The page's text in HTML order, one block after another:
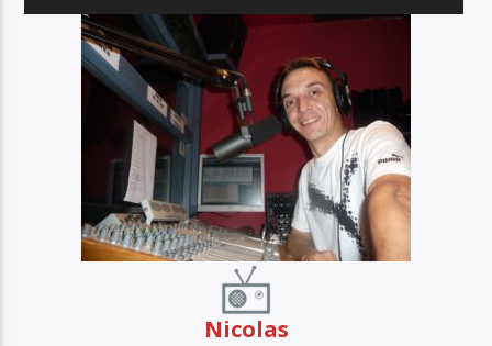
audio
Nicolas